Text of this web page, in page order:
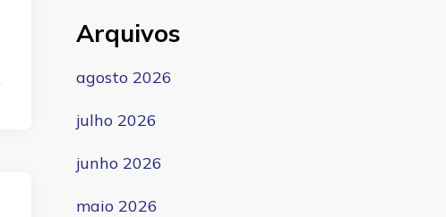
Arquivos
agosto 2026
julho 2026
junho 2026
maio 2026